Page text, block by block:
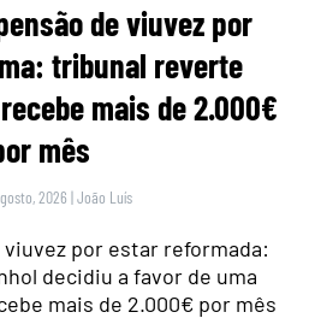
de viuvez por
tribunal reverte
mais de 2.000€
mês
2026 |João Luís
viuvez por estar reformada:
decidiu a favor de uma
mais de 2.000€ por mês